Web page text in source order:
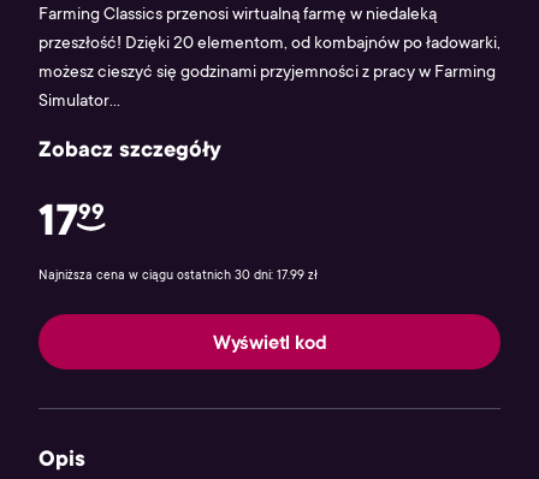
Farming Classics przenosi wirtualną farmę w niedaleką
przeszłość! Dzięki 20 elementom, od kombajnów po ładowarki,
możesz cieszyć się godzinami przyjemności z pracy w Farming
Simulator...
Zobacz szczegóły
1799
Najniższa cena w ciągu ostatnich 30 dni: 17.99 zł
Wyświetl kod
Opis